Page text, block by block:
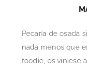
Pecaría de osada
nada menos que
foodie, os viniese